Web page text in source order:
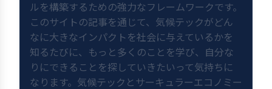
ルを構築するための強力なフレームワークです。
このサイトの記事を通じて、気候テックがどん
なに大きなインパクトを社会に与えているかを
知るたびに、もっと多くのことを学び、自分な
りにできることを探していきたいって気持ちに
なります。気候テックとサーキュラーエコノミー